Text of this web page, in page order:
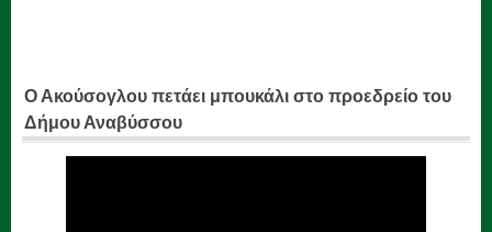
Ο Ακούσογλου πετάει μπουκάλι στο προεδρείο του
Δήμου Αναβύσσου